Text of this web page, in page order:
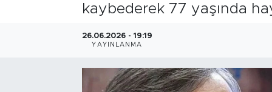
kaybederek 77 yaşında
26.06.2026 - 19:19
YAYINLANMA